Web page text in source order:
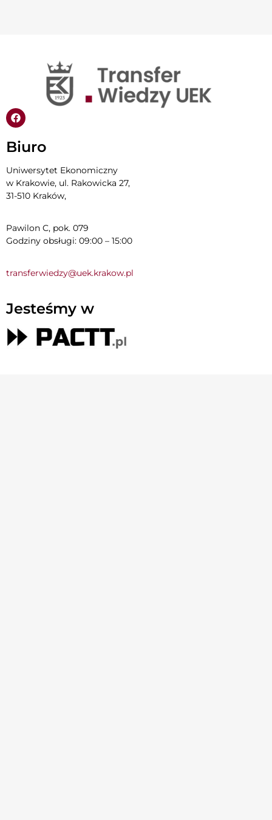
Biuro
Uniwersytet Ekonomiczny
w Krakowie, ul. Rakowicka 27,
31-510 Kraków,
Pawilon C, pok. 079
Godziny obsługi: 09:00 – 15:00
transferwiedzy@uek.krakow.pl
Jesteśmy w